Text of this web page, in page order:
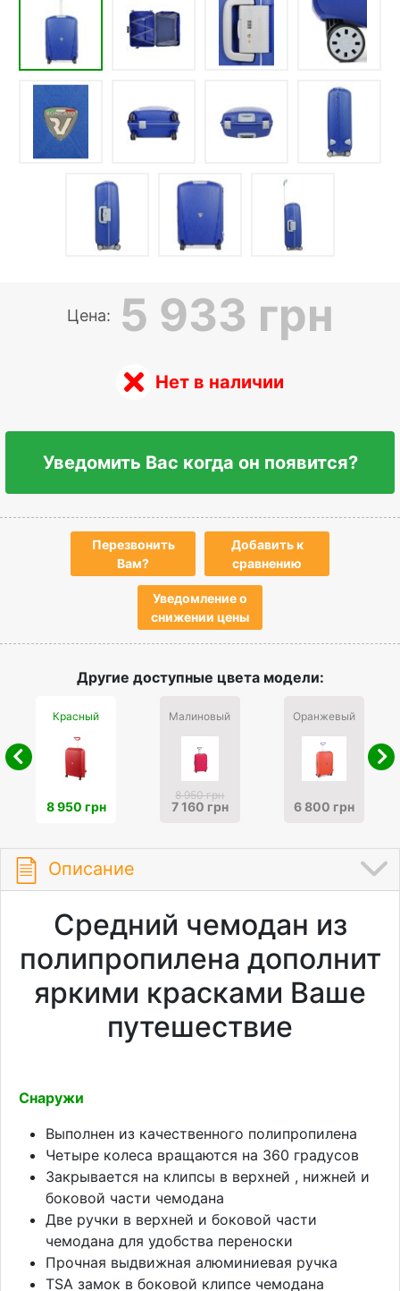
Цена: 5 933 грн
Нет в наличии
Уведомить Вас когда он появится?
Перезвонить
Вам?
Добавить к
сравнению
Уведомление о
снижении цены
Другие доступные цвета модели:
Красный
8 950 грн
Малиновый
8 950 грн
7 160 грн
Оранжевый
6 800 грн
Описание
Средний чемодан из
полипропилена дополнит
яркими красками Ваше
путешествие
Снаружи
Выполнен из качественного полипропилена
Четыре колеса вращаются на 360 градусов
Закрывается на клипсы в верхней , нижней и
боковой части чемодана
Две ручки в верхней и боковой части
чемодана для удобства переноски
Прочная выдвижная алюминиевая ручка
TSA замок в боковой клипсе чемодана